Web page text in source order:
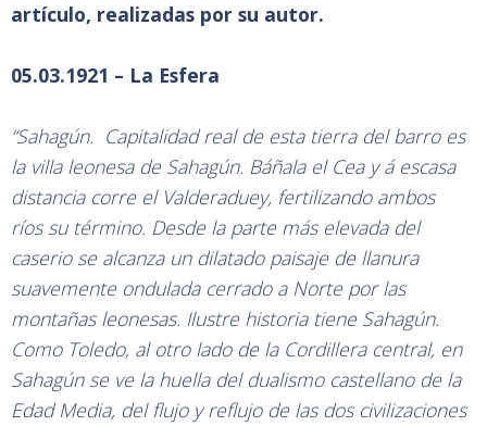
artículo, realizadas por su autor.
05.03.1921 – La Esfera
“Sahagún. Capitalidad real de esta tierra del barro es
la villa leonesa de Sahagún. Báñala el Cea y á escasa
distancia corre el Valderaduey, fertilizando ambos
ríos su término. Desde la parte más elevada del
caserio se alcanza un dilatado paisaje de llanura
suavemente ondulada cerrado a Norte por las
montañas leonesas. Ilustre historia tiene Sahagún.
Como Toledo, al otro lado de la Cordillera central, en
Sahagún se ve la huella del dualismo castellano de la
Edad Media, del flujo y reflujo de las dos civilizaciones